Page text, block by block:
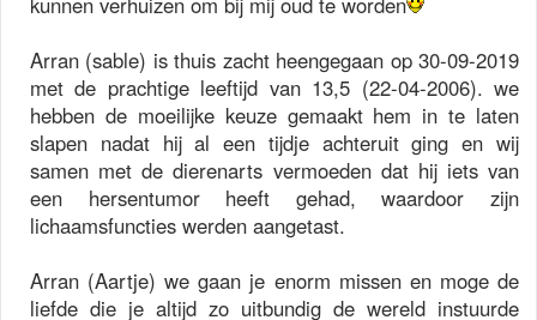
Arran (sable) is thuis zacht heengegaan op 30-09-2019
met de prachtige leeftijd van 13,5 (22-04-2006). we
hebben de moeilijke keuze gemaakt hem in te laten
slapen nadat hij al een tijdje achteruit ging en wij
samen met de dierenarts vermoeden dat hij iets van
een hersentumor heeft gehad, waardoor zijn
lichaamsfuncties werden aangetast.
Arran (Aartje) we gaan je enorm missen en moge de
liefde die je altijd zo uitbundig de wereld instuurde